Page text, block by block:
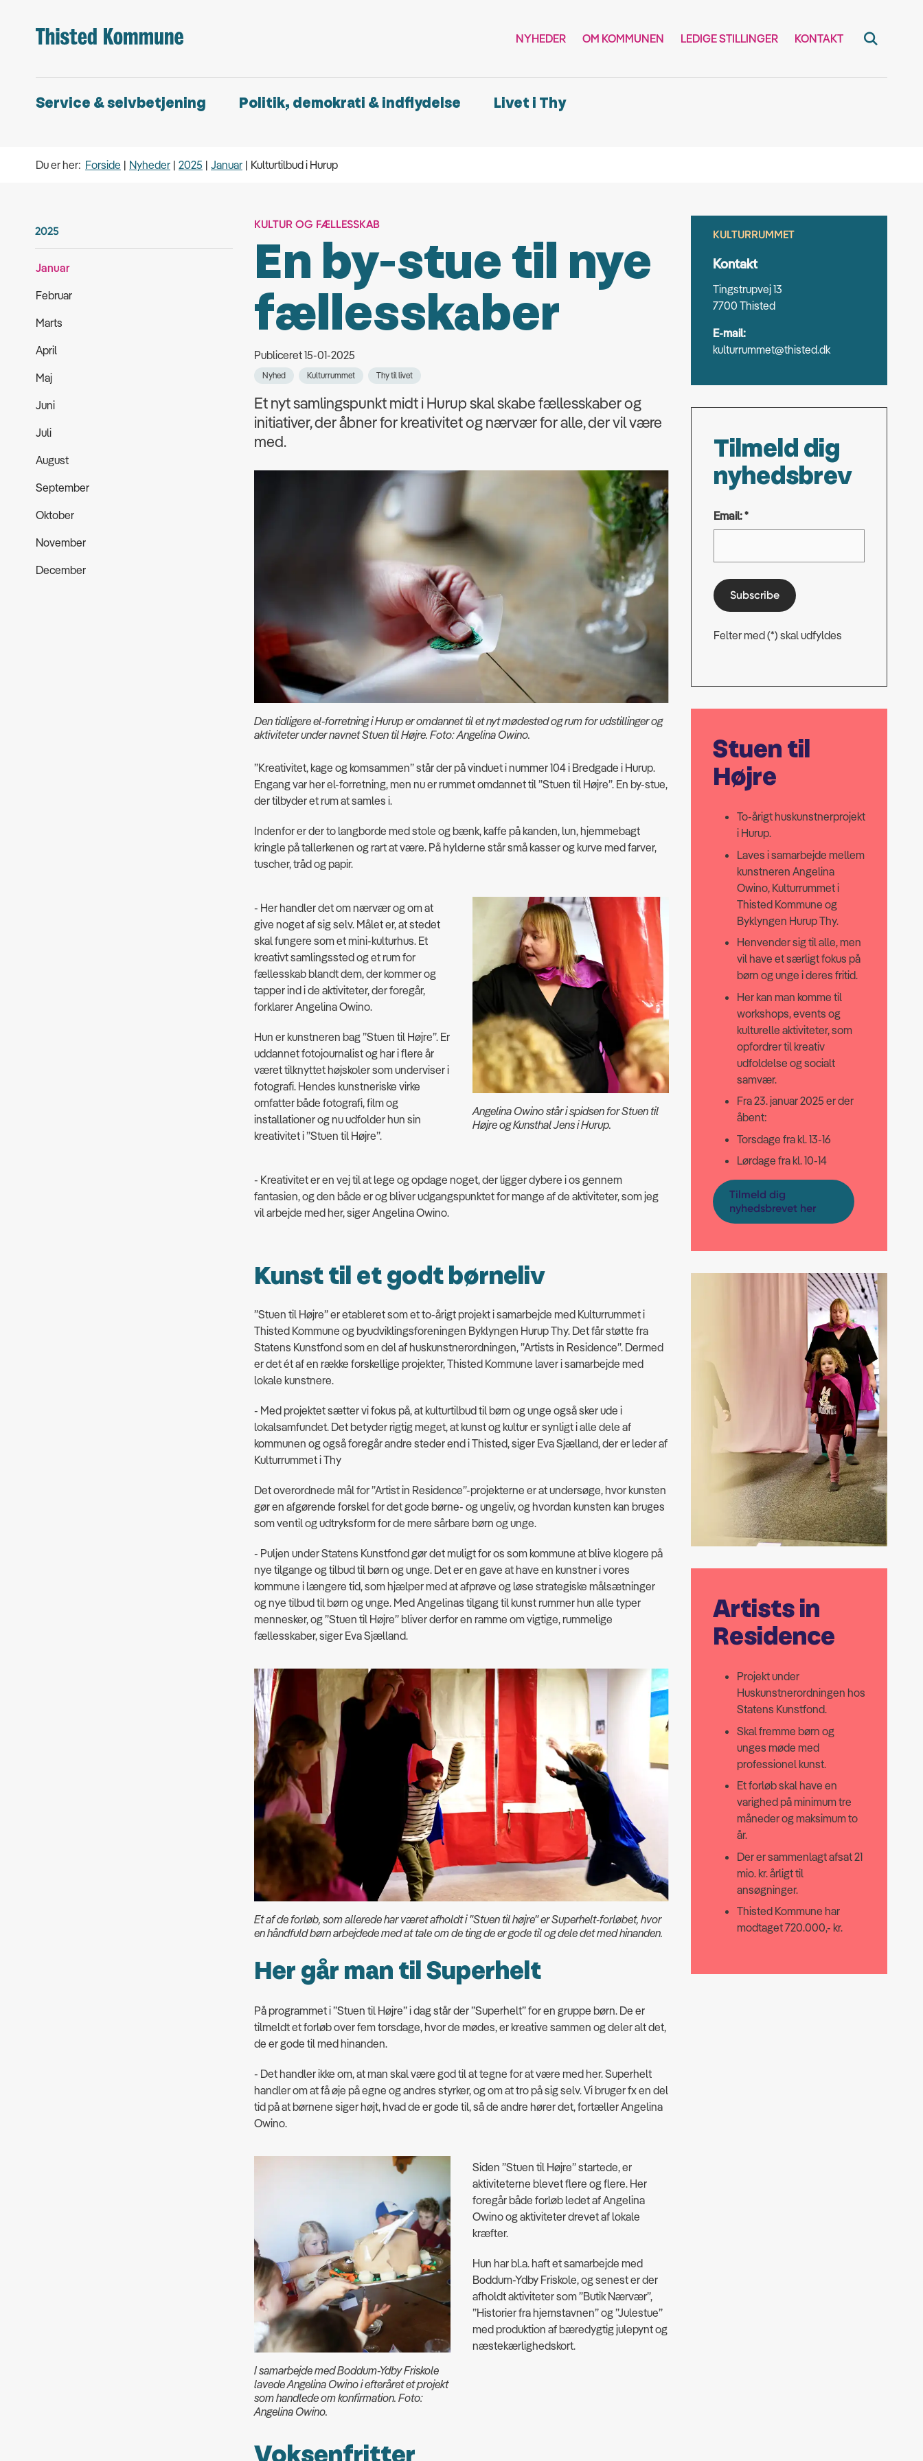
NYHEDER OM KOMMUNEN LEDIGE STILLINGER KONTAKT
Service & selvbetjening Politik, demokrati & indflydelse Livet i Thy
Du er her: Forside Nyheder 2025 Januar Kulturtilbud i Hurup
2025
Januar
Februar
Marts
April
Maj
Juni
Juli
August
September
Oktober
November
December
KULTUR OG FÆLLESSKAB
En by-stue til nye
fællesskaber
Publiceret 15-01-2025
Nyhed Kulturrummet Thy til livet
Et nyt samlingspunkt midt i Hurup skal skabe fællesskaber og
initiativer, der åbner for kreativitet og nærvær for alle, der vil være
med.
Den tidligere el-forretning i Hurup er omdannet til et nyt mødested og rum for udstillinger og
aktiviteter under navnet Stuen til Højre. Foto: Angelina Owino.
”Kreativitet, kage og komsammen” står der på vinduet i nummer 104 i Bredgade i Hurup.
Engang var her el-forretning, men nu er rummet omdannet til ”Stuen til Højre”. En by-stue,
der tilbyder et rum at samles i.
Indenfor er der to langborde med stole og bænk, kaffe på kanden, lun, hjemmebagt
kringle på tallerkenen og rart at være. På hylderne står små kasser og kurve med farver,
tuscher, tråd og papir.
- Her handler det om nærvær og om at
give noget af sig selv. Målet er, at stedet
skal fungere som et mini-kulturhus. Et
kreativt samlingssted og et rum for
fællesskab blandt dem, der kommer og
tapper ind i de aktiviteter, der foregår,
forklarer Angelina Owino.
Hun er kunstneren bag ”Stuen til Højre”. Er
uddannet fotojournalist og har i flere år
været tilknyttet højskoler som underviser i
fotografi. Hendes kunstneriske virke
omfatter både fotografi, film og
installationer og nu udfolder hun sin
kreativitet i ”Stuen til Højre”.
Angelina Owino står i spidsen for Stuen til
Højre og Kunsthal Jens i Hurup.
- Kreativitet er en vej til at lege og opdage noget, der ligger dybere i os gennem
fantasien, og den både er og bliver udgangspunktet for mange af de aktiviteter, som jeg
vil arbejde med her, siger Angelina Owino.
Kunst til et godt børneliv
”Stuen til Højre” er etableret som et to-årigt projekt i samarbejde med Kulturrummet i
Thisted Kommune og byudviklingsforeningen Byklyngen Hurup Thy. Det får støtte fra
Statens Kunstfond som en del af huskunstnerordningen, ”Artists in Residence”. Dermed
er det ét af en række forskellige projekter, Thisted Kommune laver i samarbejde med
lokale kunstnere.
- Med projektet sætter vi fokus på, at kulturtilbud til børn og unge også sker ude i
lokalsamfundet. Det betyder rigtig meget, at kunst og kultur er synligt i alle dele af
kommunen og også foregår andre steder end i Thisted, siger Eva Sjælland, der er leder af
Kulturrummet i Thy
Det overordnede mål for ”Artist in Residence”-projekterne er at undersøge, hvor kunsten
gør en afgørende forskel for det gode børne- og ungeliv, og hvordan kunsten kan bruges
som ventil og udtryksform for de mere sårbare børn og unge.
- Puljen under Statens Kunstfond gør det muligt for os som kommune at blive klogere på
nye tilgange og tilbud til børn og unge. Det er en gave at have en kunstner i vores
kommune i længere tid, som hjælper med at afprøve og løse strategiske målsætninger
og nye tilbud til børn og unge. Med Angelinas tilgang til kunst rummer hun alle typer
mennesker, og ”Stuen til Højre” bliver derfor en ramme om vigtige, rummelige
fællesskaber, siger Eva Sjælland.
Et af de forløb, som allerede har været afholdt i "Stuen til højre" er Superhelt-forløbet, hvor
en håndfuld børn arbejdede med at tale om de ting de er gode til og dele det med hinanden.
Her går man til Superhelt
På programmet i ”Stuen til Højre” i dag står der ”Superhelt” for en gruppe børn. De er
tilmeldt et forløb over fem torsdage, hvor de mødes, er kreative sammen og deler alt det,
de er gode til med hinanden.
- Det handler ikke om, at man skal være god til at tegne for at være med her. Superhelt
handler om at få øje på egne og andres styrker, og om at tro på sig selv. Vi bruger fx en del
tid på at børnene siger højt, hvad de er gode til, så de andre hører det, fortæller Angelina
Owino.
I samarbejde med Boddum-Ydby Friskole
lavede Angelina Owino i efteråret et projekt
som handlede om konfirmation. Foto:
Angelina Owino.
Siden ”Stuen til Højre” startede, er
aktiviteterne blevet flere og flere. Her
foregår både forløb ledet af Angelina
Owino og aktiviteter drevet af lokale
kræfter.
Hun har bl.a. haft et samarbejde med
Boddum-Ydby Friskole, og senest er der
afholdt aktiviteter som ”Butik Nærvær”,
”Historier fra hjemstavnen” og ”Julestue”
med produktion af bæredygtig julepynt og
næstekærlighedskort.
KULTURRUMMET
Kontakt
Tingstrupvej 13
7700 Thisted
E-mail:
kulturrummet@thisted.dk
Tilmeld dig
nyhedsbrev
Email: *
Subscribe
Felter med (*) skal udfyldes
Stuen til
Højre
To-årigt huskunstnerprojekt
i Hurup.
Laves i samarbejde mellem
kunstneren Angelina
Owino, Kulturrummet i
Thisted Kommune og
Byklyngen Hurup Thy.
Henvender sig til alle, men
vil have et særligt fokus på
børn og unge i deres fritid.
Her kan man komme til
workshops, events og
kulturelle aktiviteter, som
opfordrer til kreativ
udfoldelse og socialt
samvær.
Fra 23. januar 2025 er der
åbent:
Torsdage fra kl. 13-16
Lørdage fra kl. 10-14
Tilmeld dig
nyhedsbrevet her
Artists in
Residence
Projekt under
Huskunstnerordningen hos
Statens Kunstfond.
Skal fremme børn og
unges møde med
professionel kunst.
Et forløb skal have en
varighed på minimum tre
måneder og maksimum to
år.
Der er sammenlagt afsat 21
mio. kr. årligt til
ansøgninger.
Thisted Kommune har
modtaget 720.000,- kr.